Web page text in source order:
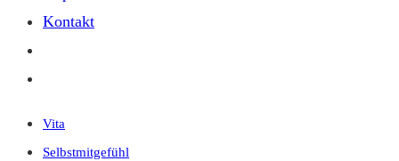
Kontakt
Vita
Selbstmitgefühl